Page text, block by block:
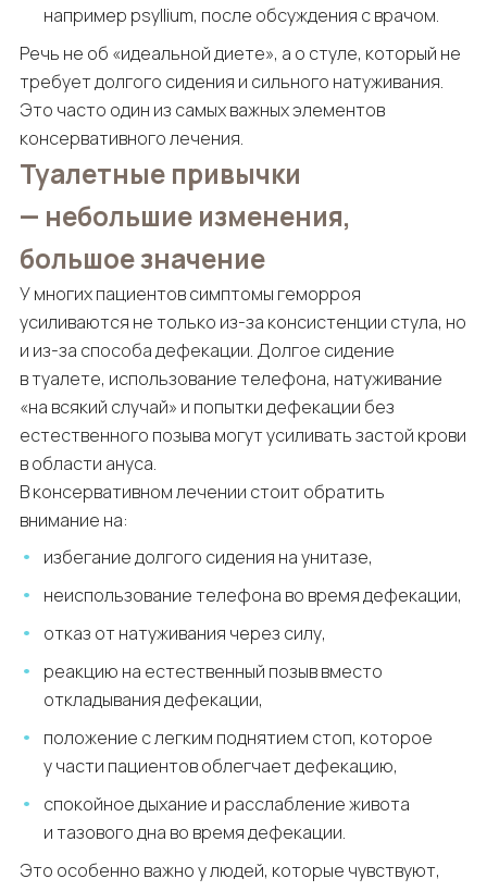
например psyllium, после обсуждения с врачом.
Речь не об «идеальной диете», а о стуле, который не
требует долгого сидения и сильного натуживания.
Это часто один из самых важных элементов
консервативного лечения.
Туалетные привычки
— небольшие изменения,
большое значение
У многих пациентов симптомы геморроя
усиливаются не только из-за консистенции стула, но
и из-за способа дефекации. Долгое сидение
в туалете, использование телефона, натуживание
«на всякий случай» и попытки дефекации без
естественного позыва могут усиливать застой крови
в области ануса.
В консервативном лечении стоит обратить
внимание на:
избегание долгого сидения на унитазе,
неиспользование телефона во время дефекации,
отказ от натуживания через силу,
реакцию на естественный позыв вместо
откладывания дефекации,
положение с легким поднятием стоп, которое
у части пациентов облегчает дефекацию,
спокойное дыхание и расслабление живота
и тазового дна во время дефекации.
Это особенно важно у людей, которые чувствуют,